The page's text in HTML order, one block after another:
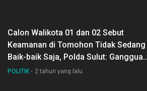
Calon Walikota 01 dan 02 Sebut
Keamanan di Tomohon Tidak Sedang
Baik-baik Saja, Polda Sulut: Gangguan
Kecil
POLITIK 2 tahun yang lalu